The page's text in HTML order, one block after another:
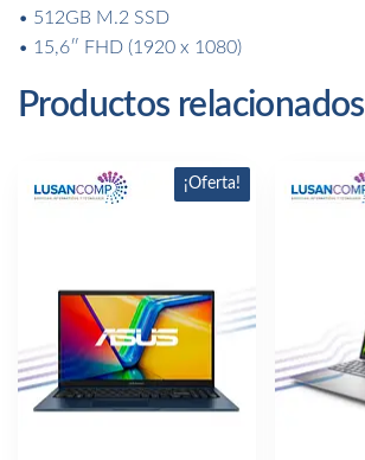
• 512GB M.2 SSD
• 15,6″ FHD (1920 x 1080)
Productos relacionados
¡Oferta!